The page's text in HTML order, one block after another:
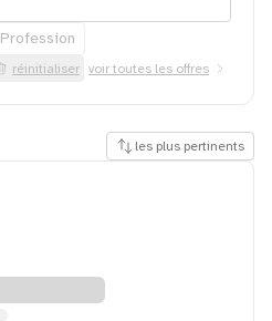
Profession
réinitialiser voir toutes les offres
les plus pertinents